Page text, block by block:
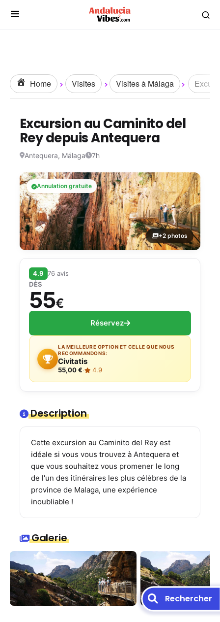
Home Visites Visites à Málaga
Excursion au Caminito del
Rey depuis Antequera
Antequera, Málaga 7h
Annulation gratuite
+2 photos
4.9 76 avis
DÈS
55€
Réservez
LA MEILLEURE OPTION ET CELLE QUE NOUS
RECOMMANDONS:
Civitatis
55,00 €· 4.9
Description
Cette excursion au Caminito del Rey est
idéale si vous vous trouvez à Antequera et
que vous souhaitez vous promener le long
de l'un des itinéraires les plus célèbres de la
province de Malaga, une expérience
inoubliable !
Galerie
Rechercher